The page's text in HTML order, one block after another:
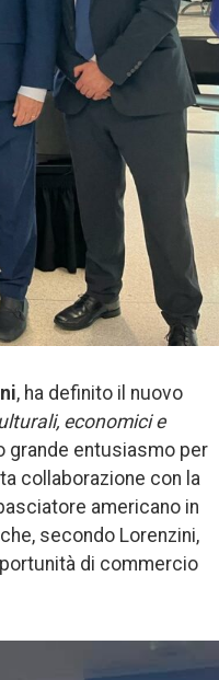
, ha definito il nuovo
economici e
grande entusiasmo per
collaborazione con la
americano in
secondo Lorenzini,
di commercio